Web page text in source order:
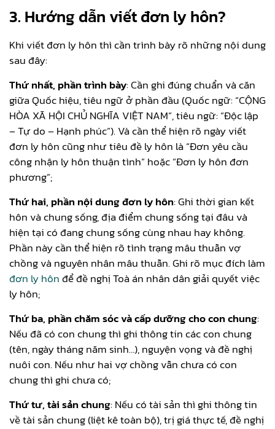
3. Hướng dẫn viết đơn ly hôn?
Khi viết đơn ly hôn thì cần trình bày rõ những nội dung
sau đây:
Thứ nhất, phần trình bày: Cần ghi đúng chuẩn và căn
giữa Quốc hiệu, tiêu ngữ ở phần đầu (Quốc ngữ: “CỘNG
HÒA XÃ HỘI CHỦ NGHĨA VIỆT NAM”, tiêu ngữ: “Độc lập
– Tự do – Hạnh phúc”). Và cần thể hiện rõ ngày viết
đơn ly hôn cũng như tiêu đề ly hôn là “Đơn yêu cầu
công nhận ly hôn thuận tình” hoặc “Đơn ly hôn đơn
phương”;
Thứ hai, phần nội dung đơn ly hôn: Ghi thời gian kết
hôn và chung sống, địa điểm chung sống tại đâu và
hiện tại có đang chung sống cùng nhau hay không.
Phần này cần thể hiện rõ tình trạng mâu thuẫn vợ
chồng và nguyên nhân mâu thuẫn. Ghi rõ mục đích làm
đơn ly hônđể đề nghị Toà án nhân dân giải quyết việc
ly hôn;
Thứ ba, phần chăm sóc và cấp dưỡng cho con chung:
Nếu đã có con chung thì ghi thông tin các con chung
(tên, ngày tháng năm sinh…), nguyện vọng và đề nghị
nuôi con. Nếu như hai vợ chồng vẫn chưa có con
chung thì ghi chưa có;
Thứ tư, tài sản chung: Nếu có tài sản thì ghi thông tin
về tài sản chung (liệt kê toàn bộ), trị giá thực tế, đề nghị